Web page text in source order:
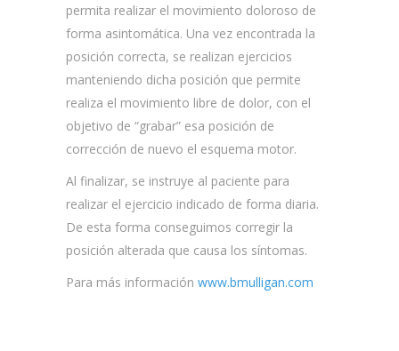
permita realizar el movimiento doloroso de
forma asintomática. Una vez encontrada la
posición correcta, se realizan ejercicios
manteniendo dicha posición que permite
realiza el movimiento libre de dolor, con el
objetivo de “grabar” esa posición de
corrección de nuevo el esquema motor.
Al finalizar, se instruye al paciente para
realizar el ejercicio indicado de forma diaria.
De esta forma conseguimos corregir la
posición alterada que causa los síntomas.
Para más información www.bmulligan.com